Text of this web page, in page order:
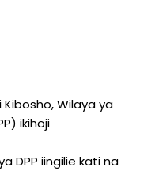
Wilaya ya
ikihoji
DPP iingilie kati na